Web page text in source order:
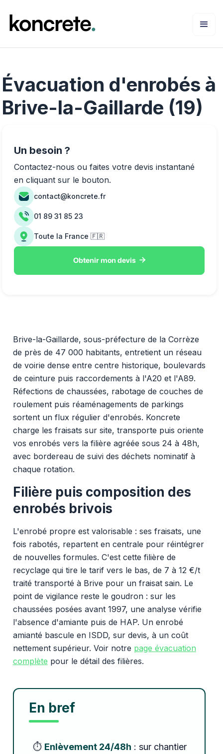
Évacuation d'enrobés à
Brive-la-Gaillarde (19)
Brive-la-Gaillarde, sous-préfecture de la Corrèze
de près de 47 000 habitants, entretient un réseau
de voirie dense entre centre historique, boulevards
de ceinture puis raccordements à l'A20 et l'A89.
Réfections de chaussées, rabotage de couches de
roulement puis réaménagements de parkings
sortent un flux régulier d'enrobés. Koncrete
charge les fraisats sur site, transporte puis oriente
vos enrobés vers la filière agréée sous 24 à 48h,
avec bordereau de suivi des déchets nominatif à
chaque rotation.
Filière puis composition des
enrobés brivois
L'enrobé propre est valorisable : ses fraisats, une
fois rabotés, repartent en centrale pour réintégrer
de nouvelles formules. C'est cette filière de
recyclage qui tire le tarif vers le bas, de 7 à 12 €/t
traité transporté à Brive pour un fraisat sain. Le
point de vigilance reste le goudron : sur les
chaussées posées avant 1997, une analyse vérifie
l'absence d'amiante puis de HAP. Un enrobé
amianté bascule en ISDD, sur devis, à un coût
nettement supérieur. Voir notre page évacuation
complète pour le détail des filières.
En bref
⏱️ Enlèvement 24/48h : sur chantier
Un besoin ?
Contactez-nous ou faites votre devis instantané
en cliquant sur le bouton.
contact@koncrete.fr
01 89 31 85 23
Toute la France 🇫🇷
Obtenir mon devis 